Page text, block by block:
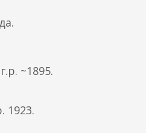
~1895.
1923.